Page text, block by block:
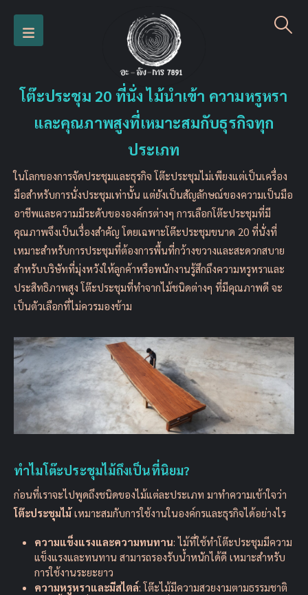
โต๊ะประชุม 20 ที่นั่ง ไม้นำเข้า ความหรูหรา
และคุณภาพสูงที่เหมาะสมกับธุรกิจทุก
ประเภท
ในโลกของการจัดประชุมและธุรกิจ โต๊ะประชุมไม่เพียงแต่เป็นเครื่อง
มือสำหรับการนั่งประชุมเท่านั้น แต่ยังเป็นสัญลักษณ์ของความเป็นมือ
อาชีพและความมีระดับขององค์กรต่างๆ การเลือกโต๊ะประชุมที่มี
คุณภาพจึงเป็นเรื่องสำคัญ โดยเฉพาะโต๊ะประชุมขนาด 20 ที่นั่งที่
เหมาะสำหรับการประชุมที่ต้องการพื้นที่กว้างขวางและสะดวกสบาย
สำหรับบริษัทที่มุ่งหวังให้ลูกค้าหรือพนักงานรู้สึกถึงความหรูหราและ
ประสิทธิภาพสูง โต๊ะประชุมที่ทำจากไม้ชนิดต่างๆ ที่มีคุณภาพดี จะ
เป็นตัวเลือกที่ไม่ควรมองข้าม
ทำไมโต๊ะประชุมไม้ถึงเป็นที่นิยม?
ก่อนที่เราจะไปพูดถึงชนิดของไม้แต่ละประเภท มาทำความเข้าใจว่า
โต๊ะประชุมไม้เหมาะสมกับการใช้งานในองค์กรและธุรกิจได้อย่างไร
ความแข็งแรงและความทนทาน: ไม้ที่ใช้ทำโต๊ะประชุมมีความ
แข็งแรงและทนทาน สามารถรองรับน้ำหนักได้ดี เหมาะสำหรับ
การใช้งานระยะยาว
ความหรูหราและมีสไตล์: โต๊ะไม้มีความสวยงามตามธรรมชาติ